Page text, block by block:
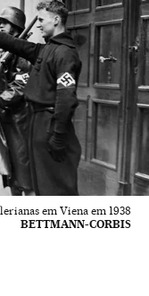
em Viena em 1938
BETTMANN-CORBIS